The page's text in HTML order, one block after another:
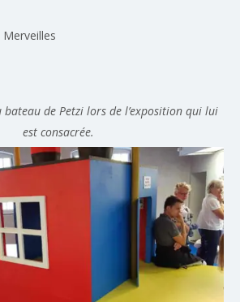
de Petzi lors de l’exposition qui lui
est consacrée.